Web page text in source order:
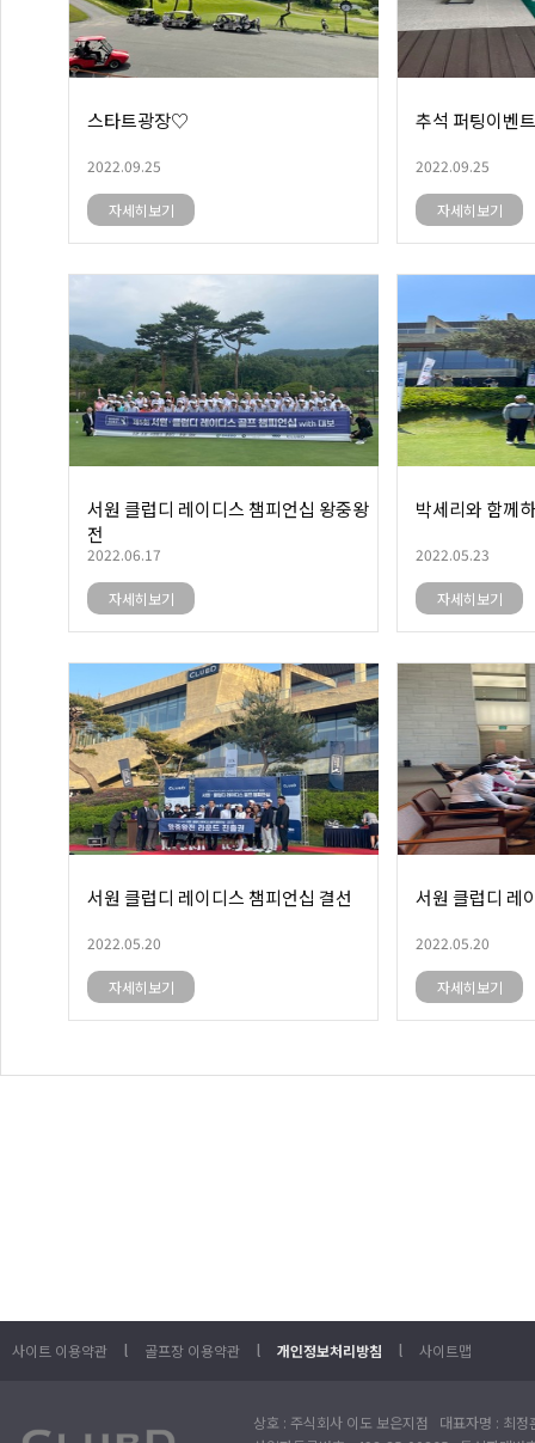
스타트광장♡
2022.09.25
자세히보기
추석 퍼팅이벤
2022.09.25
자세히보기
서원 클럽디 레이디스 챔피언십 왕중왕
전
2022.06.17
자세히보기
박세리와 함께
2022.05.23
자세히보기
서원 클럽디 레이디스 챔피언십 결선
2022.05.20
자세히보기
서원 클럽디 레
2022.05.20
자세히보기
사이트 이용약관 l 골프장 이용약관 l 개인정보처리방침 l 사이트맵
상호 : 주식회사 이도 보은지점 대표자명 : 최